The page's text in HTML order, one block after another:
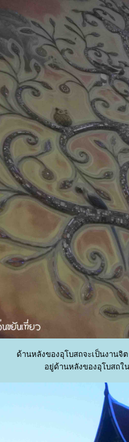
ด้านหลังของอุโบสถจะเป็นงานจิ
อยู่ด้านหลังของอุโบสถใ